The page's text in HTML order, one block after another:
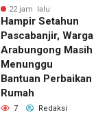
22 jam lalu
Hampir Setahun
Pascabanjir, Warga
Arabungong Masih
Menunggu
Bantuan Perbaikan
Rumah
7 Redaksi